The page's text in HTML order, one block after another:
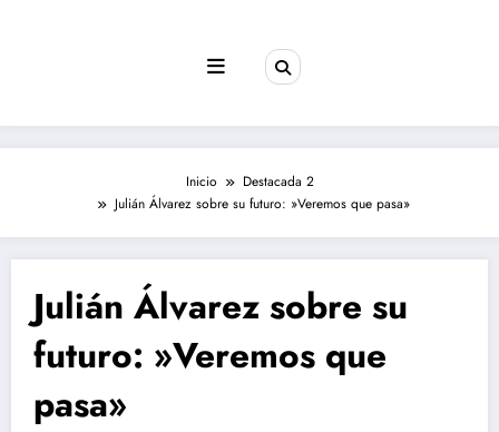
Inicio
Destacada 2
Julián Álvarez sobre su futuro: »Veremos que pasa»
Julián Álvarez sobre su
futuro: »Veremos que
pasa»